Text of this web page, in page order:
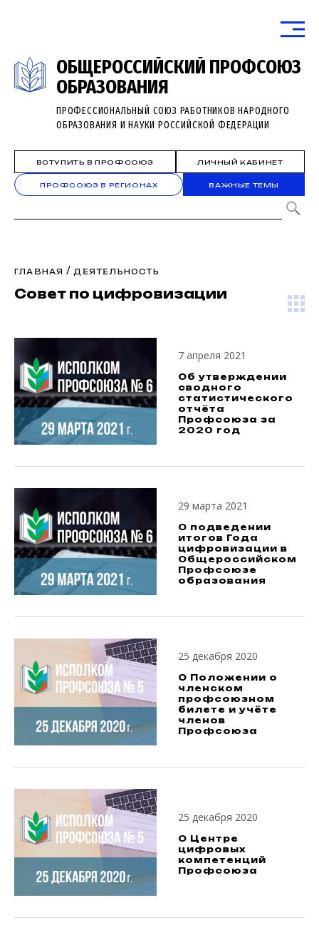
ОБЩЕРОССИЙСКИЙ ПРОФСОЮЗ
ОБРАЗОВАНИЯ
ПРОФЕССИОНАЛЬНЫЙ СОЮЗ РАБОТНИКОВ НАРОДНОГО
ОБРАЗОВАНИЯ И НАУКИ РОССИЙСКОЙ ФЕДЕРАЦИИ
ВСТУПИТЬ В ПРОФСОЮЗ ЛИЧНЫЙ КАБИНЕТ
ПРОФСОЮЗ В РЕГИОНАХ ВАЖНЫЕ ТЕМЫ
ГЛАВНАЯ /ДЕЯТЕЛЬНОСТЬ
Совет по цифровизации
7 апреля 2021
Об утверждении
сводного
статистического
отчёта
Профсоюза за
2020 год
29 марта 2021
О подведении
итогов Года
цифровизации в
Общероссийском
Профсоюзе
образования
25 декабря 2020
О Положении о
членском
профсоюзном
билете и учёте
членов
Профсоюза
25 декабря 2020
О Центре
цифровых
компетенций
Профсоюза